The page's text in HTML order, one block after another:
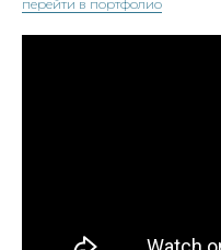
перейти в портфолио